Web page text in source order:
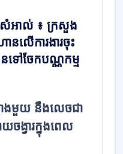
សំអាល់ ៖ ក្រសួង
លើការងារចុះ
ទៅចែកបណ្ណកម្ម
ាងមួយ នឹងលេចជា
ង្វារក្នុងពេល